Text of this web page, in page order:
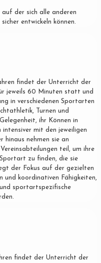
auf der sich alle anderen
entwickeln können.
findet der Unterricht der
jeweils 60 Minuten statt und
in verschiedenen Sportarten
Turnen und
ihr Können in
intensiver mit den jeweiligen
hinaus nehmen sie an
teil, um ihre
zu finden, die sie
der Fokus auf der gezielten
und koordinativen Fähigkeiten,
sportartspezifische
findet der Unterricht der